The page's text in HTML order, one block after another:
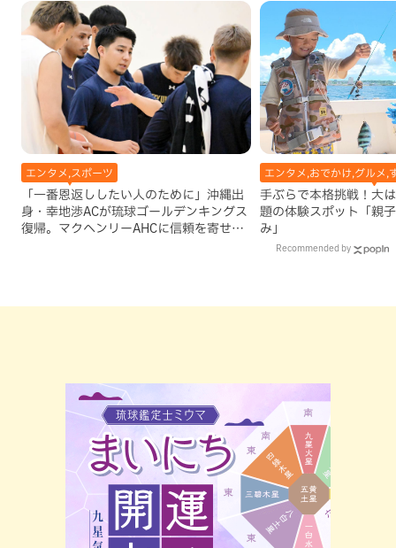
エンタメ,スポーツ
「一番恩返ししたい人のために」沖縄出
身・幸地渉ACが琉球ゴールデンキングス
復帰。マクヘンリーAHCに信頼を寄せる
エンタメ,おでかけ,グルメ,
手ぶらで本格挑戦！大
題の体験スポット「親
み」
Recommended by